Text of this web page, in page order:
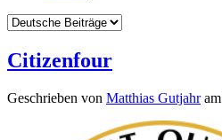
Citizenfour
Geschrieben von Matthias Gutjahram